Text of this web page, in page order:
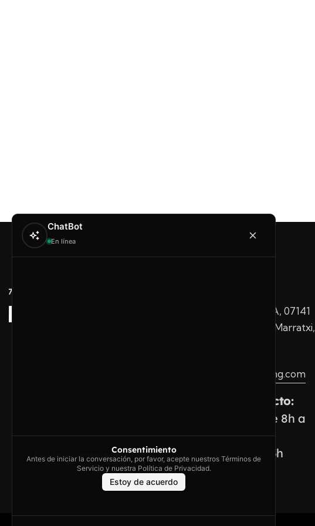
Carrer Conradors, 10A, 07141
Poligono Industrial de Marratxi,
contacto@artextrading.com
Horario de contacto:
Lunes a Jueves de 8h a
16h
Viernes de 8h a 13h
ChatBot
En línea
Consentimiento
Antes de iniciar la conversación, por favor, acepte nuestros Términos de
Servicio y nuestra Política de Privacidad.
Estoy de acuerdo